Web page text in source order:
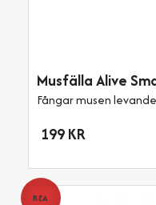
Musfälla Alive
Fångar musen
199 KR
REA